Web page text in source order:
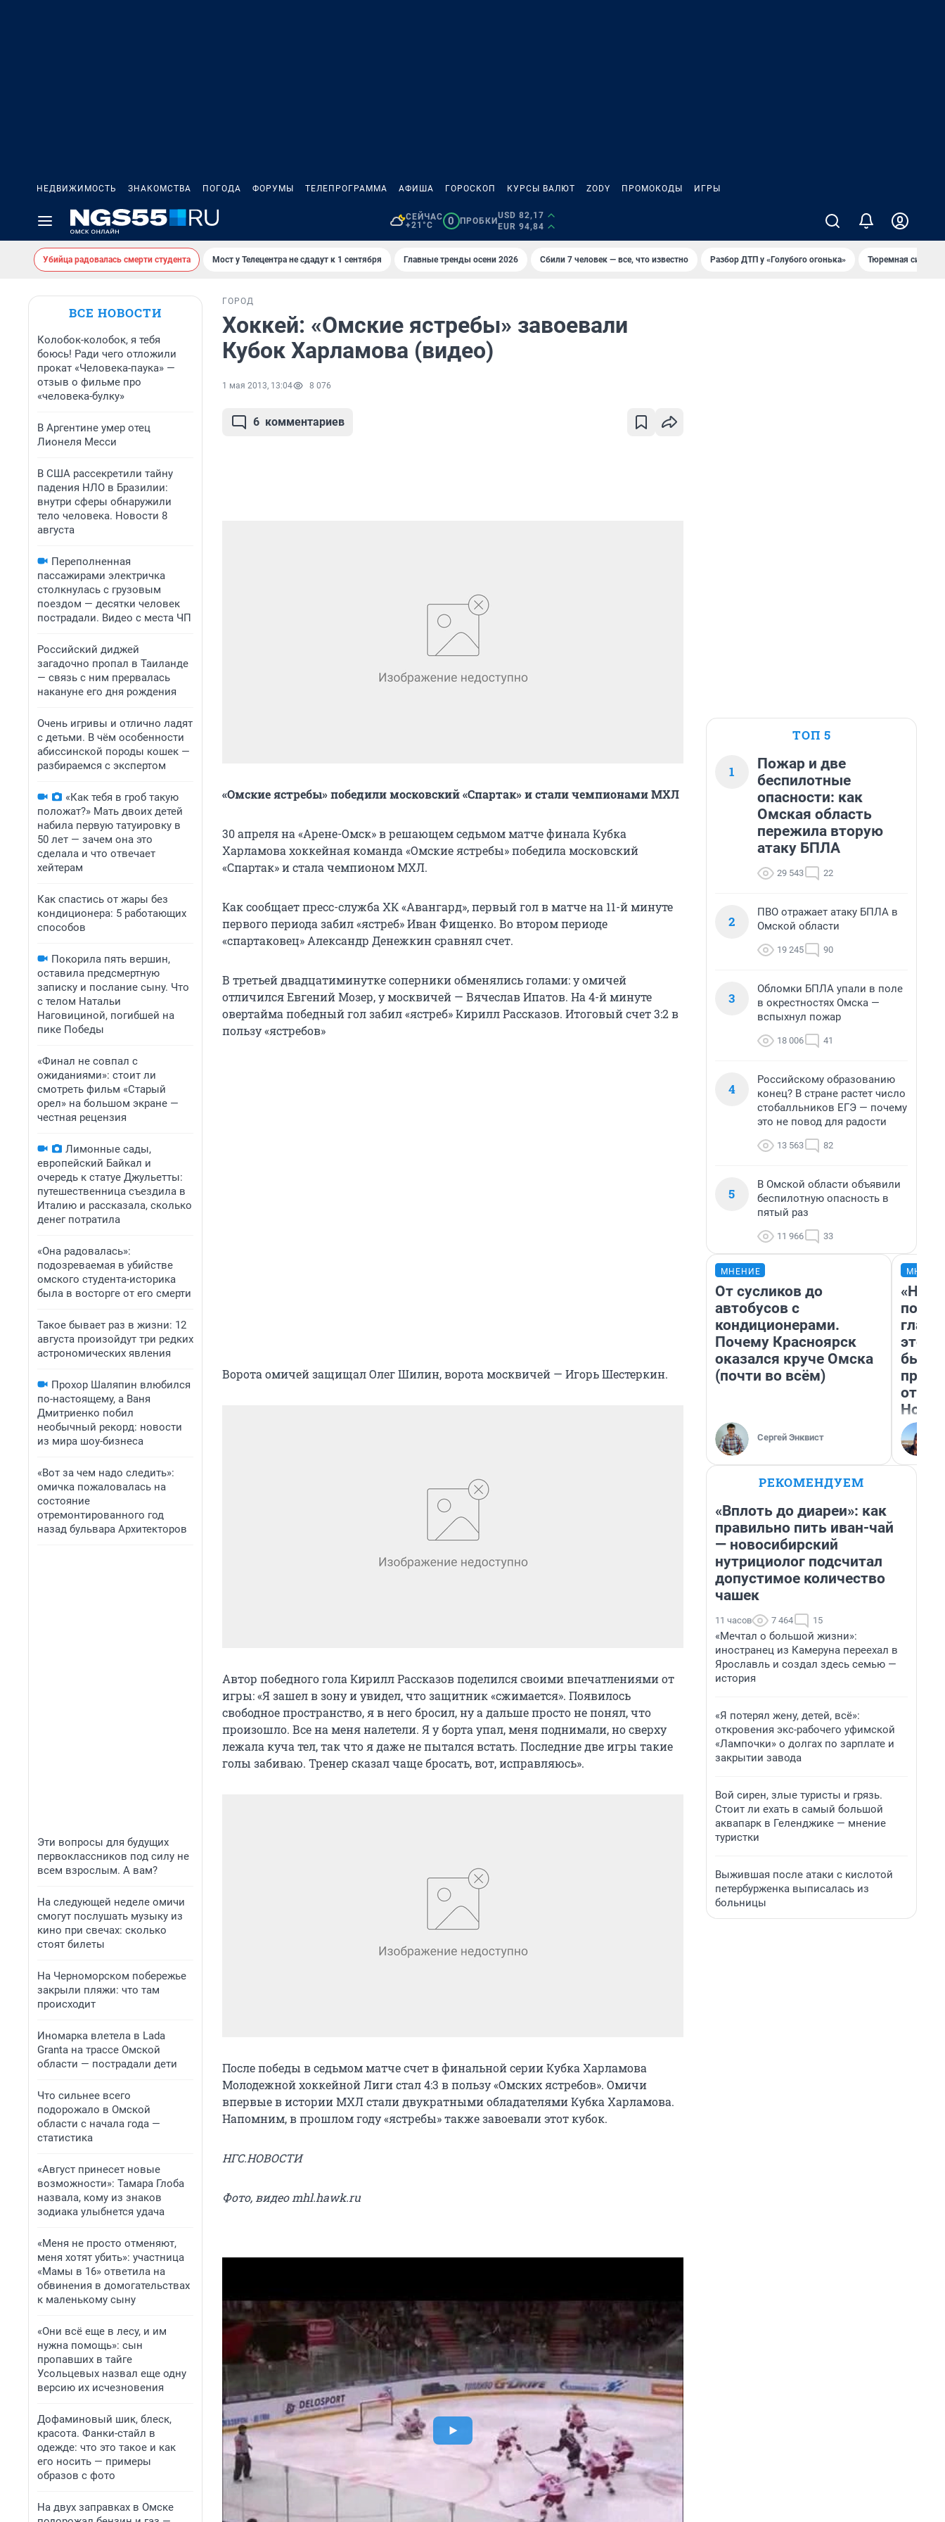
НЕДВИЖИМОСТЬ ЗНАКОМСТВА ПОГОДА ФОРУМЫ ТЕЛЕПРОГРАММА АФИША ГОРОСКОП КУРСЫ ВАЛЮТ ZODY ПРОМОКОДЫ ИГРЫ
СЕЙЧАС
+21°C
0 ПРОБКИ
USD 82,17
EUR 94,84
Убийца радовалась смерти студента Мост у Телецентра не сдадут к 1 сентября Главные тренды осени 2026 Сбили 7 человек — все, что известно Разбор ДТП у «Голубого огонька» Тюремная
ВСЕ НОВОСТИ
Колобок-колобок, я тебя
боюсь! Ради чего отложили
прокат «Человека-паука» —
отзыв о фильме про
«человека-булку»
В Аргентине умер отец
Лионеля Месси
В США рассекретили тайну
падения НЛО в Бразилии:
внутри сферы обнаружили
тело человека. Новости 8
августа
Переполненная
пассажирами электричка
столкнулась с грузовым
поездом — десятки человек
пострадали. Видео с места ЧП
Российский диджей
загадочно пропал в Таиланде
— связь с ним прервалась
накануне его дня рождения
Очень игривы и отлично ладят
с детьми. В чём особенности
абиссинской породы кошек —
разбираемся с экспертом
«Как тебя в гроб такую
положат?» Мать двоих детей
набила первую татуировку в
50 лет — зачем она это
сделала и что отвечает
хейтерам
Как спастись от жары без
кондиционера: 5 работающих
способов
Покорила пять вершин,
оставила предсмертную
записку и послание сыну. Что
с телом Натальи
Наговициной, погибшей на
пике Победы
«Финал не совпал с
ожиданиями»: стоит ли
смотреть фильм «Старый
орел» на большом экране —
честная рецензия
Лимонные сады,
европейский Байкал и
очередь к статуе Джульетты:
путешественница съездила в
Италию и рассказала, сколько
денег потратила
«Она радовалась»:
подозреваемая в убийстве
омского студента-историка
была в восторге от его смерти
Такое бывает раз в жизни: 12
августа произойдут три редких
астрономических явления
Прохор Шаляпин влюбился
по-настоящему, а Ваня
Дмитриенко побил
необычный рекорд: новости
из мира шоу-бизнеса
«Вот за чем надо следить»:
омичка пожаловалась на
состояние
отремонтированного год
назад бульвара Архитекторов
Эти вопросы для будущих
первоклассников под силу не
всем взрослым. А вам?
На следующей неделе омичи
смогут послушать музыку из
кино при свечах: сколько
стоят билеты
На Черноморском побережье
закрыли пляжи: что там
происходит
Иномарка влетела в Lada
Granta на трассе Омской
области — пострадали дети
Что сильнее всего
подорожало в Омской
области с начала года —
статистика
«Август принесет новые
возможности»: Тамара Глоба
назвала, кому из знаков
зодиака улыбнется удача
«Меня не просто отменяют,
меня хотят убить»: участница
«Мамы в 16» ответила на
обвинения в домогательствах
к маленькому сыну
«Они всё еще в лесу, и им
нужна помощь»: сын
пропавших в тайге
Усольцевых назвал еще одну
версию их исчезновения
Дофаминовый шик, блеск,
красота. Фанки-стайл в
одежде: что это такое и как
его носить — примеры
образов с фото
На двух заправках в Омске
ГОРОД
Хоккей: «Омские ястребы» завоевали
Кубок Харламова (видео)
1 мая 2013, 13:04 8 076
6 комментариев
«Омские ястребы» победили московский «Спартак» и стали чемпионами МХЛ
30 апреля на «Арене-Омск» в решающем седьмом матче финала Кубка
Харламова хоккейная команда «Омские ястребы» победила московский
«Спартак» и стала чемпионом МХЛ.
Как сообщает пресс-служба ХК «Авангард», первый гол в матче на 11-й минуте
первого периода забил «ястреб» Иван Фищенко. Во втором периоде
«спартаковец» Александр Денежкин сравнял счет.
В третьей двадцатиминутке соперники обменялись голами: у омичей
отличился Евгений Мозер, у москвичей — Вячеслав Ипатов. На 4-й минуте
овертайма победный гол забил «ястреб» Кирилл Рассказов. Итоговый счет 3:2 в
пользу «ястребов»
Ворота омичей защищал Олег Шилин, ворота москвичей — Игорь Шестеркин.
Автор победного гола Кирилл Рассказов поделился своими впечатлениями от
игры: «Я зашел в зону и увидел, что защитник «сжимается». Появилось
свободное пространство, я в него бросил, ну а дальше просто не понял, что
произошло. Все на меня налетели. Я у борта упал, меня поднимали, но сверху
лежала куча тел, так что я даже не пытался встать. Последние две игры такие
голы забиваю. Тренер сказал чаще бросать, вот, исправляюсь».
После победы в седьмом матче счет в финальной серии Кубка Харламова
Молодежной хоккейной Лиги стал 4:3 в пользу «Омских ястребов». Омичи
впервые в истории МХЛ стали двукратными обладателями Кубка Харламова.
Напомним, в прошлом году «ястребы» также завоевали этот кубок.
НГС.НОВОСТИ
Фото, видео mhl.hawk.ru
ТОП 5
1
Пожар и две
беспилотные
опасности: как
Омская область
пережила вторую
атаку БПЛА
29 543 22
2
ПВО отражает атаку БПЛА в
Омской области
19 245 90
3
Обломки БПЛА упали в поле
в окрестностях Омска —
вспыхнул пожар
18 006 41
4
Российскому образованию
конец? В стране растет число
стобалльников ЕГЭ — почему
это не повод для радости
13 563 82
5
В Омской области объявили
беспилотную опасность в
пятый раз
11 966 33
МНЕНИЕ
От сусликов до
автобусов с
кондиционерами.
Почему Красноярск
оказался круче Омска
(почти во всём)
Сергей Энквист
этого
бьет
РЕКОМЕНДУЕМ
«Вплоть до диареи»: как
правильно пить иван-чай
— новосибирский
нутрициолог подсчитал
допустимое количество
чашек
11 часов 7 464 15
«Мечтал о большой жизни»:
иностранец из Камеруна переехал в
Ярославль и создал здесь семью —
история
«Я потерял жену, детей, всё»:
откровения экс-рабочего уфимской
«Лампочки» о долгах по зарплате и
закрытии завода
Вой сирен, злые туристы и грязь.
Стоит ли ехать в самый большой
аквапарк в Геленджике — мнение
туристки
Выжившая после атаки с кислотой
петербурженка выписалась из
больницы